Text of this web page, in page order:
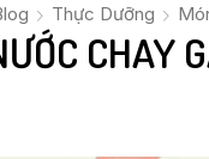
Thực Dưỡng
CHAY